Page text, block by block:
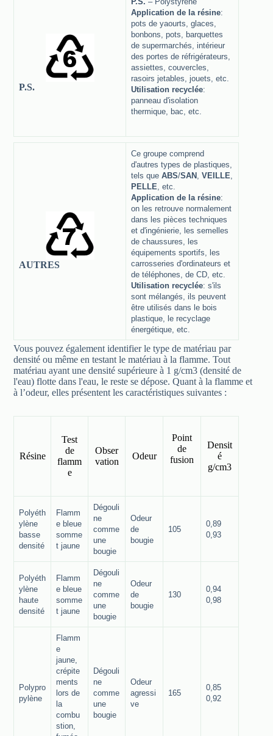
P.S.
Application de la résine:
pots de yaourts, glaces,
bonbons, pots, barquettes
de supermarchés, intérieur
des portes de réfrigérateurs,
assiettes, couvercles,
rasoirs jetables, jouets, etc.
Utilisation recyclée:
panneau d'isolation
thermique, bac, etc.
AUTRES
Ce groupe comprend
d'autres types de plastiques,
tels queABS/SAN ,VEILLE,
PELLE, etc.
Application de la résine:
on les retrouve normalement
dans les pièces techniques
et d'ingénierie, les semelles
de chaussures, les
équipements sportifs, les
carrosseriesd'ordinateurs et
de téléphones, de CD, etc.
Utilisation recyclée: s'ils
sont mélangés, ils peuvent
être utilisés dans le bois
plastique, le recyclage
énergétique, etc.
Vous pouvez également identifier le type de matériau par
densité ou même en testant le matériau à la flamme. Tout
matériau ayant une densité supérieure à 1 g/cm3 (densité de
l'eau) flotte dans l'eau, le reste se dépose. Quant à la flamme et
à l’odeur, elles présentent les caractéristiques suivantes :
Résine
Test
de
flamm
e
Obser
vation
Odeur
Point
de
fusion
Densit
é
g/cm3
Polyéth
ylène
basse
densité
Flamm
e bleue
somme
t jaune
Dégouli
ne
comme
une
bougie
Odeur
de
bougie
105
0,89
0,93
Polyéth
ylène
haute
densité
Flamm
e bleue
somme
t jaune
Dégouli
ne
comme
une
bougie
Odeur
de
bougie
130
0,94
0,98
Polypro
pylène
Flamm
e
jaune,
crépite
ments
lors de
la
combu
stion,
Dégouli
ne
comme
une
bougie
Odeur
agressi
ve
165
0,85
0,92